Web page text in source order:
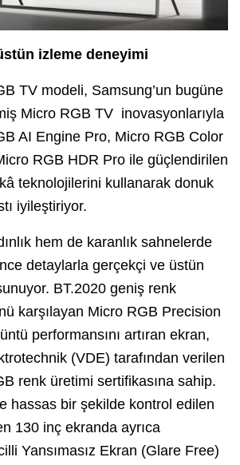
izleme deneyimi
TV modeli, Samsung’un bugüne
Micro RGB TV inovasyonlarıyla
AI Engine Pro, Micro RGB Color
RGB HDR Pro ile güçlendirilen
teknolojilerini kullanarak donuk
iyileştiriyor.
hem de karanlık sahnelerde
detaylarla gerçekçi ve üstün
BT.2020 geniş renk
karşılayan Micro RGB Precision
performansını artıran ekran,
(VDE) tarafından verilen
renk üretimi sertifikasına sahip.
hassas bir şekilde kontrol edilen
130 inç ekranda ayrıca
Yansımasız Ekran (Glare Free)